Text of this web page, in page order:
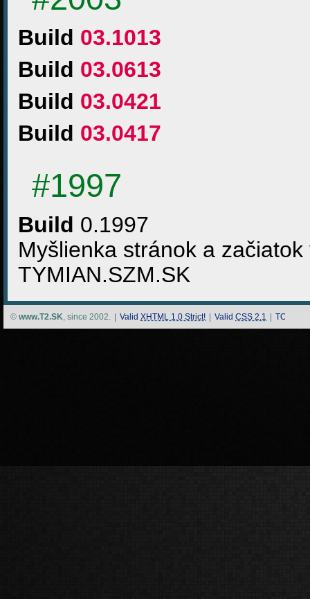
Build 03.1013
Build 03.0613
Build 03.0421
Build 03.0417
#1997
Build 0.1997
Myšlienka stránok a
TYMIAN.SZM.SK
© www.T2.SK, since 2002. Valid XHTML 1.0 Strict! Valid CSS 2.1